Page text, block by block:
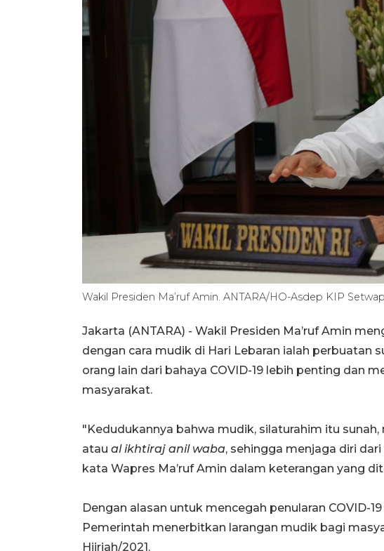
Wakil Presiden Ma’ruf Amin. ANTARA/HO-Asdep KIP
Jakarta (ANTARA) - Wakil Presiden Ma’ruf Amin
dengan cara mudik di Hari Lebaran ialah perbuatan
orang lain dari bahaya COVID-19 lebih penting dan
masyarakat.
"Kedudukannya bahwa mudik, silaturahim itu
atau al ikhtiraj anil waba, sehingga menjaga diri
kata Wapres Ma’ruf Amin dalam keterangan yang
Dengan alasan untuk mencegah penularan COVID-
Pemerintah menerbitkan larangan mudik bagi
Hijriah/2021.